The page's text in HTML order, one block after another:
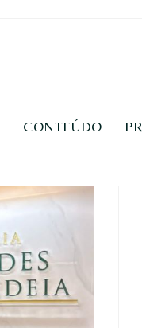
CONTEÚDO